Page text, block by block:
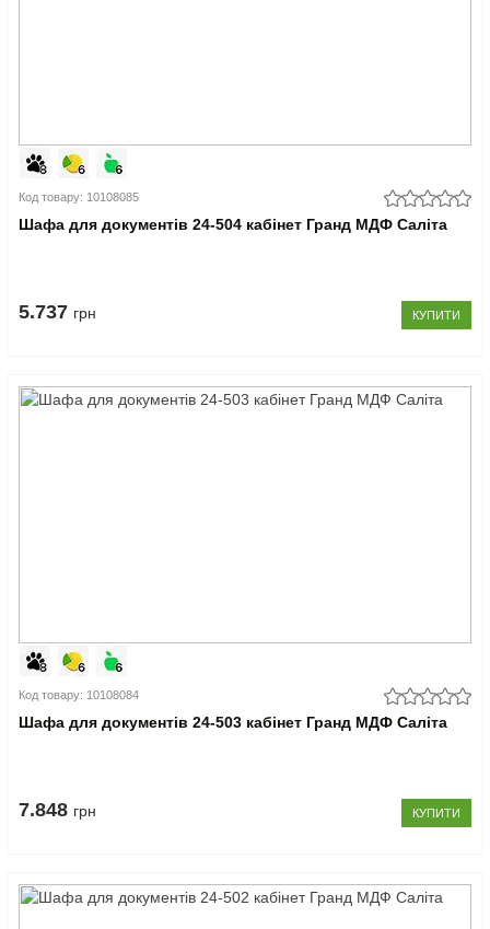
Код товару: 10108085
Шафа для документів 24-504 кабінет Гранд МДФ Саліта
5.737 грн КУПИТИ
Код товару: 10108084
Шафа для документів 24-503 кабінет Гранд МДФ Саліта
7.848 грн КУПИТИ